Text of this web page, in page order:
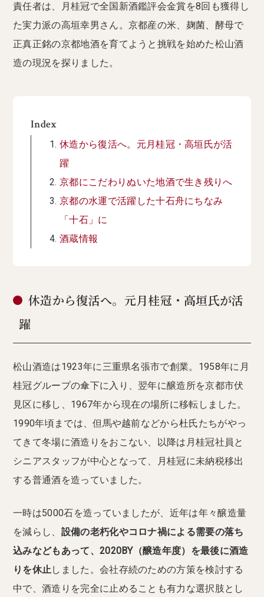
責任者は、月桂冠で全国新酒鑑評会金賞を8回も獲得し
た実力派の高垣幸男さん。京都産の米、麹菌、酵母で
正真正銘の京都地酒を育てようと挑戦を始めた松山酒
造の現況を探りました。
Index
休造から復活へ。元月桂冠・高垣氏が活
躍
京都にこだわりぬいた地酒で生き残りへ
京都の水運で活躍した十石舟にちなみ
「十石」に
酒蔵情報
休造から復活へ。元月桂冠・高垣氏が活
躍
松山酒造は1923年に三重県名張市で創業。1958年に月
桂冠グループの傘下に入り、翌年に醸造所を京都市伏
見区に移し、1967年から現在の場所に移転しました。
1990年頃までは、但馬や越前などから杜氏たちがやっ
てきて冬場に酒造りをおこない、以降は月桂冠社員と
シニアスタッフが中心となって、月桂冠に未納税移出
する普通酒を造っていました。
一時は5000石を造っていましたが、近年は年々醸造量
を減らし、 設備の老朽化やコロナ禍による需要の落ち
込みなどもあって、2020BY（醸造年度）を最後に酒造
りを休止しました。会社存続のための方策を検討する
中で、酒造りを完全に止めることも有力な選択肢とし